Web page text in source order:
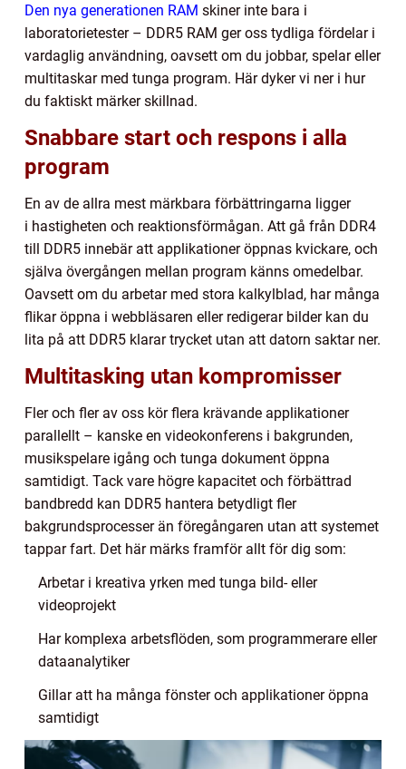
Den nya generationen RAM skiner inte bara i
laboratorietester – DDR5 RAM ger oss tydliga fördelar i
vardaglig användning, oavsett om du jobbar, spelar eller
multitaskar med tunga program. Här dyker vi ner i hur
du faktiskt märker skillnad.
Snabbare start och respons i alla
program
En av de allra mest märkbara förbättringarna ligger
i hastigheten och reaktionsförmågan. Att gå från DDR4
till DDR5 innebär att applikationer öppnas kvickare, och
själva övergången mellan program känns omedelbar.
Oavsett om du arbetar med stora kalkylblad, har många
flikar öppna i webbläsaren eller redigerar bilder kan du
lita på att DDR5 klarar trycket utan att datorn saktar ner.
Multitasking utan kompromisser
Fler och fler av oss kör flera krävande applikationer
parallellt – kanske en videokonferens i bakgrunden,
musikspelare igång och tunga dokument öppna
samtidigt. Tack vare högre kapacitet och förbättrad
bandbredd kan DDR5 hantera betydligt fler
bakgrundsprocesser än föregångaren utan att systemet
tappar fart. Det här märks framför allt för dig som:
Arbetar i kreativa yrken med tunga bild- eller
videoprojekt
Har komplexa arbetsflöden, som programmerare eller
dataanalytiker
Gillar att ha många fönster och applikationer öppna
samtidigt